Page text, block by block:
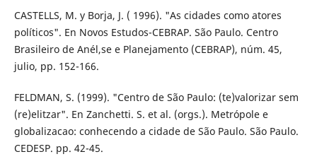
CASTELLS, M. y Borja, J. ( 1996). "As cidades como atores
políticos". En Novos Estudos-CEBRAP. São Paulo. Centro
Brasileiro de Anél,se e Planejamento (CEBRAP), núm. 45,
julio, pp. 152-166.
FELDMAN, S. (1999). "Centro de São Paulo: (te)valorizar sem
(re)elitzar". En Zanchetti. S. et al. (orgs.). Metrópole e
globalizacao: conhecendo a cidade de São Paulo. São Paulo.
CEDESP. pp. 42-45.